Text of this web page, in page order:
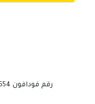
رقم فودافون 01000212554 نظام كارت شحن